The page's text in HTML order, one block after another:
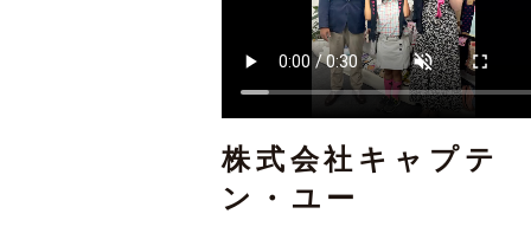
株式会社キャプテ
ン・ユー